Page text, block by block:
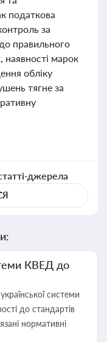
податкова
за
правильного
марок
обліку
тягне за
джерела
КВЕД до
системи
до стандартів
нормативні